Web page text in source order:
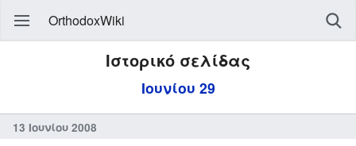
OrthodoxWiki
Ιστορικό σελίδας
Ιουνίου 29
13 Ιουνίου 2008